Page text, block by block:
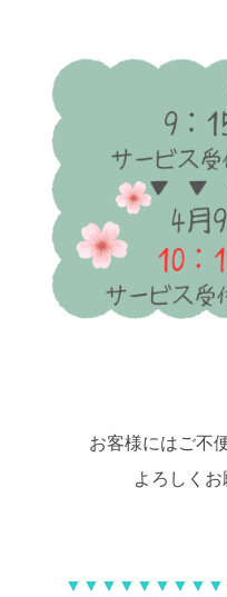
お客様にはご不
よろしくお